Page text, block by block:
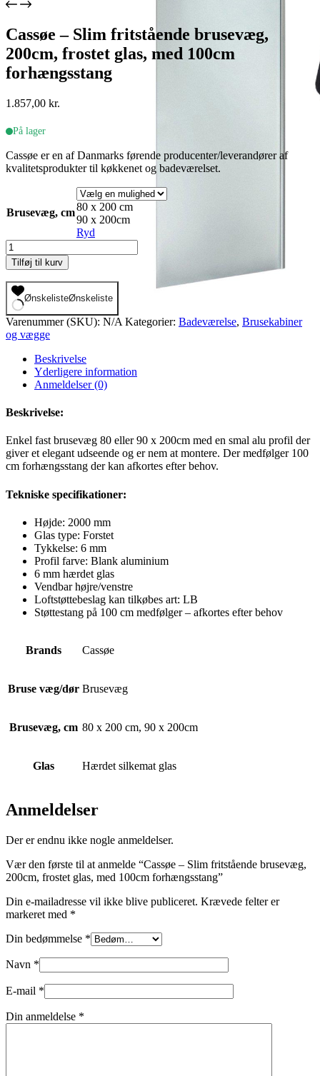
Cassøe – Slim fritstående brusevæg,
200cm, frostet glas, med 100cm
forhængsstang
1.857,00 kr.
På lager
Cassøe er en af Danmarks førende producenter/leverandører af
kvalitetsprodukter til køkkenet og badeværelset.
Brusevæg, cm80 x 200 cm
90 x 200cm
Ryd
Cassøe
-
Slim
fritstående
brusevæg,
200cm,
frostet
glas,
100cm
forhængsstang
antal
Tilføj til kurv
ØnskelisteØnskeliste
Varenummer (SKU): N/A Kategorier: Badeværelse, Brusekabiner
og vægge
Beskrivelse
Yderligere information
Anmeldelser (0)
Beskrivelse:
Enkel fast brusevæg 80 eller 90 x 200cm med en smal alu profil der
giver et elegant udseende og er nem at montere. Der medfølger 100
cm forhængsstang der kan afkortes efter behov.
Tekniske specifikationer:
Højde: 2000 mm
Glas type: Forstet
Tykkelse: 6 mm
Profil farve: Blank aluminium
6 mm hærdet glas
Vendbar højre/venstre
Loftstøttebeslag kan tilkøbes art: LB
Støttestang på 100 cm medfølger – afkortes efter behov
Brands Cassøe
Bruse væg/dør Brusevæg
Brusevæg, cm 80 x 200 cm, 90 x 200cm
Glas Hærdet silkemat glas
Anmeldelser
Der er endnu ikke nogle anmeldelser.
Vær den første til at anmelde “Cassøe – Slim fritstående brusevæg,
200cm, frostet glas, med 100cm forhængsstang”
Din e-mailadresse vil ikke blive publiceret. Krævede felter er
markeret med *
Din bedømmelse *
Navn *
E-mail *
Din anmeldelse *